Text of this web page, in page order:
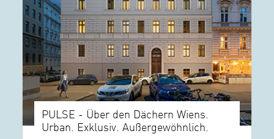
PULSE - Über den Dächern Wiens.
Urban. Exklusiv. Außergewöhnlich.